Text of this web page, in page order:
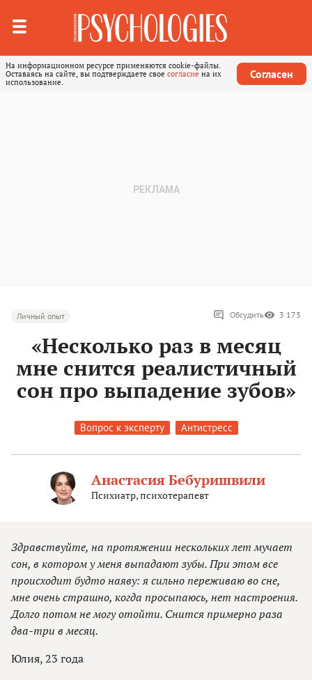
На информационном ресурсе применяются cookie-файлы.
Оставаясь на сайте, вы подтверждаете свое согласие на их
использование.
Согласен
Личный опыт Обсудить 3 173
«Несколько раз в месяц
мне снится реалистичный
сон про выпадение зубов»
Вопрос к эксперту Антистресс
Анастасия Бебуришвили
Психиатр, психотерапевт
Здравствуйте, на протяжении нескольких лет мучает
сон, в котором у меня выпадают зубы. При этом все
происходит будто наяву: я сильно переживаю во сне,
мне очень страшно, когда просыпаюсь, нет настроения.
Долго потом не могу отойти. Снится примерно раза
два-три в месяц.
Юлия, 23 года